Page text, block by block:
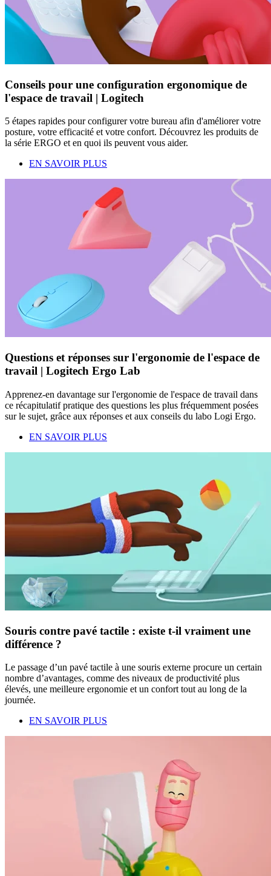
Conseils pour une configuration ergonomique de
l'espace de travail | Logitech
5 étapes rapides pour configurer votre bureau afin d'améliorer votre
posture, votre efficacité et votre confort. Découvrez les produits de
la série ERGO et en quoi ils peuvent vous aider.
EN SAVOIR PLUS
Questions et réponses sur l'ergonomie de l'espace de
travail | Logitech Ergo Lab
Apprenez-en davantage sur l'ergonomie de l'espace de travail dans
ce récapitulatif pratique des questions les plus fréquemment posées
sur le sujet, grâce aux réponses et aux conseils du labo Logi Ergo.
EN SAVOIR PLUS
Souris contre pavé tactile : existe t-il vraiment une
différence ?
Le passage d’un pavé tactile à une souris externe procure un certain
nombre d’avantages, comme des niveaux de productivité plus
élevés, une meilleure ergonomie et un confort tout au long de la
journée.
EN SAVOIR PLUS